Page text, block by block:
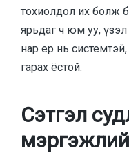
тохиолдол их болж
ярьдаг ч юм уу,
нар ер нь
гарах ёстой.
Сэтгэл